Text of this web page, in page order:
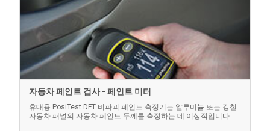
자동차 페인트 검사 - 페인트 미터
휴대용 PosiTest DFT 비파괴 페인트 측정기는 알루미늄 또는 강철
자동차 패널의 자동차 페인트 두께를 측정하는 데 이상적입니다.